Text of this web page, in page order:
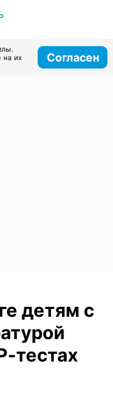
на их
Согласен
детям с
тестах